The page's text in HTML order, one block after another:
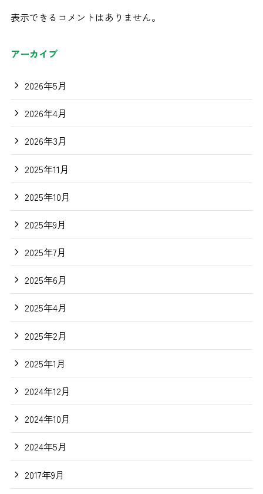
表示できるコメントはありません。
アーカイブ
2026年5月
2026年4月
2026年3月
2025年11月
2025年10月
2025年9月
2025年7月
2025年6月
2025年4月
2025年2月
2025年1月
2024年12月
2024年10月
2024年5月
2017年9月